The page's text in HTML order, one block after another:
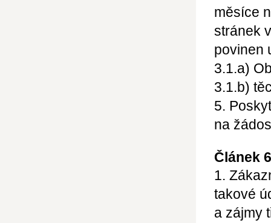
měsíce
stránek
povinen
3.1.a)
3.1.b)
5.
na
Článek
1.
takové
a zájmy